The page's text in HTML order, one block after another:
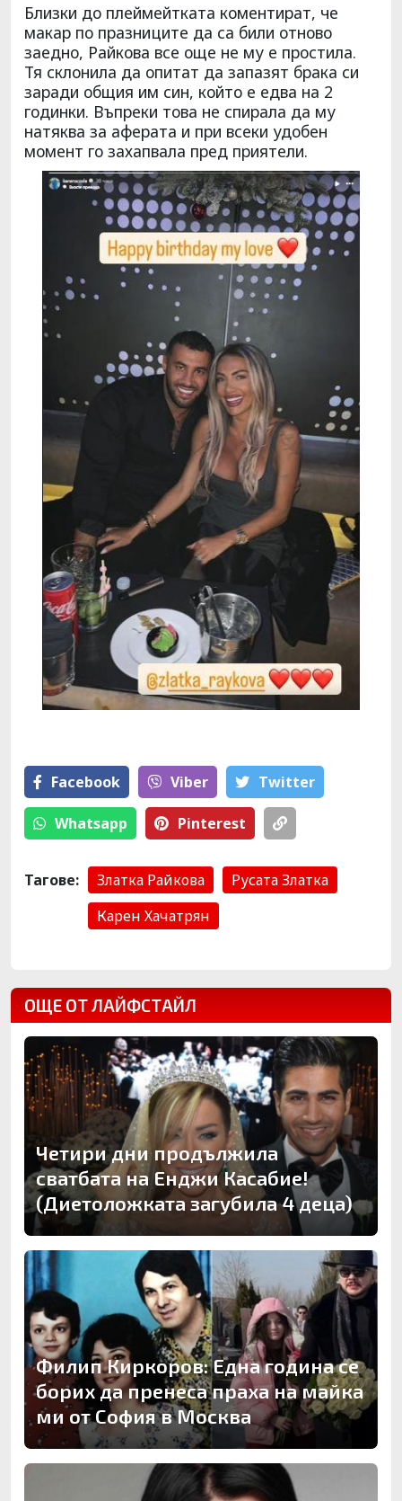
Близки до плеймейтката коментират, че
макар по празниците да са били отново
заедно, Райкова все още не му е простила.
Тя склонила да опитат да запазят брака си
заради общия им син, който е едва на 2
годинки. Въпреки това не спирала да му
натяква за аферата и при всеки удобен
момент го захапвала пред приятели.
Facebook Viber Тwitter
Whatsapp Pinterest
Тагове: Златка Райкова
Русата Златка
Карен Хачатрян
ОЩЕ ОТ ЛАЙФСТАЙЛ
Четири дни продължила
сватбата на Енджи Касабие!
(Диетоложката загубила 4 деца)
Филип Киркоров: Една година се
борих да пренеса праха на майка
ми от София в Москва